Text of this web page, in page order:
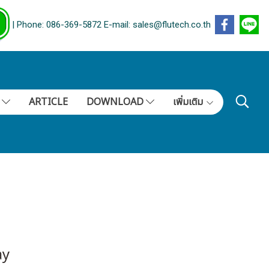
| Phone: 086-369-5872 E-mail: sales@flutech.co.th
ARTICLE DOWNLOAD เพิ่มเติม